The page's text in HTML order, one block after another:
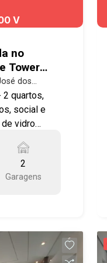
V
no
Tower
1 suíte -
dos
quartos,
social e
vidro
ampla
de serviço
Livre -
2
Garagens